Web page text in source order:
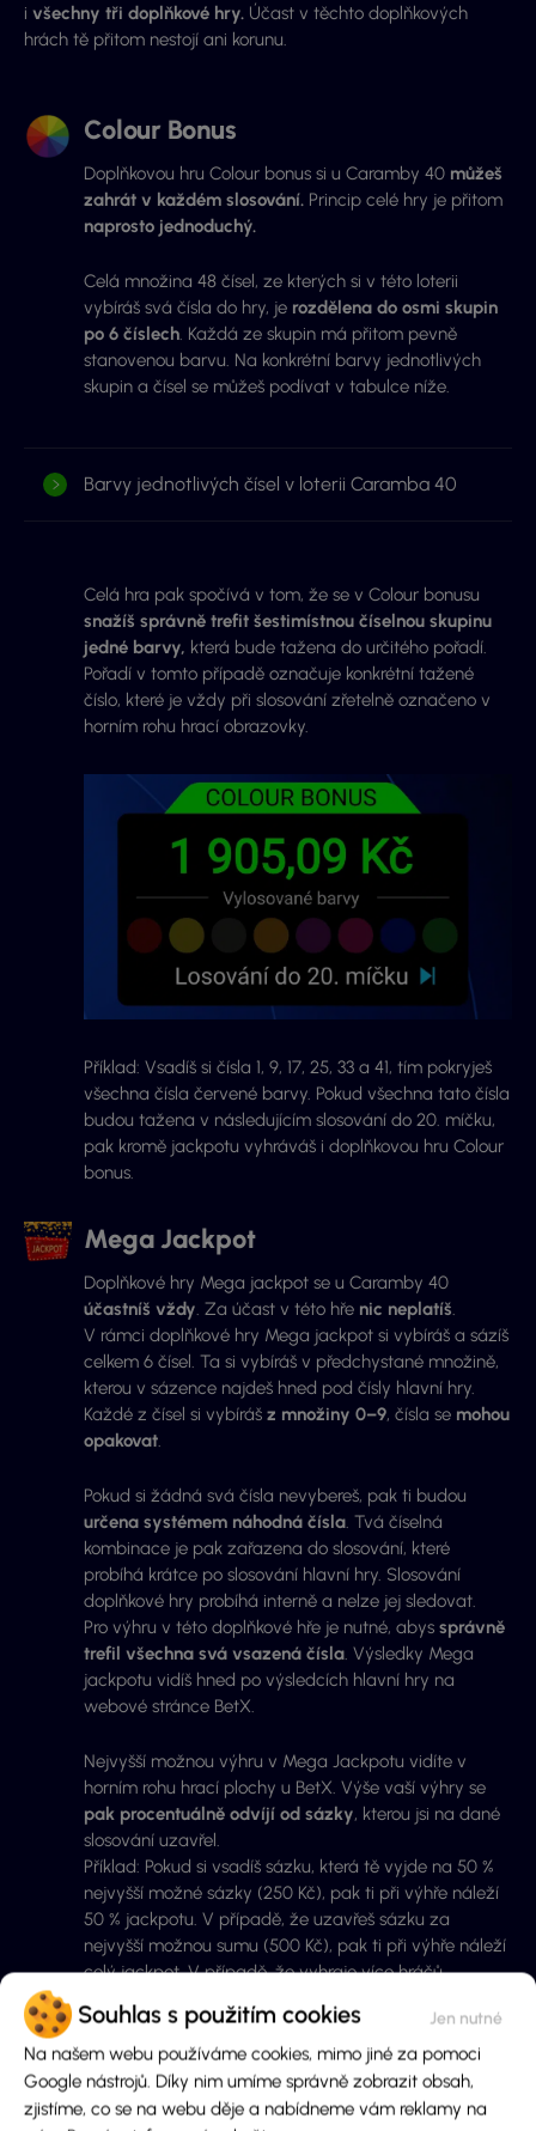
Souhlas s použitím cookies
Na našem webu používáme cookies, mimo jiné za pomoci
Google nástrojů. Díky nim umíme správně zobrazit obsah,
zjistíme, co se na webu děje a nabídneme vám reklamy na
i všechny tři doplňkové hry. Účast v těchto doplňkových
hrách tě přitom nestojí ani korunu.
Colour Bonus
Doplňkovou hru Colour bonus si u Caramby 40 můžeš
zahrát v každém slosování. Princip celé hry je přitom
naprosto jednoduchý.
Celá množina 48 čísel, ze kterých si v této loterii
vybíráš svá čísla do hry, je rozdělena do osmi skupin
po 6 číslech. Každá ze skupin má přitom pevně
stanovenou barvu. Na konkrétní barvy jednotlivých
skupin a čísel se můžeš podívat v tabulce níže.
Barvy jednotlivých čísel v loterii Caramba 40
Celá hra pak spočívá v tom, že se v Colour bonusu
snažíš správně trefit šestimístnou číselnou skupinu
jedné barvy, která bude tažena do určitého pořadí.
Pořadí v tomto případě označuje konkrétní tažené
číslo, které je vždy při slosování zřetelně označeno v
horním rohu hrací obrazovky.
Příklad: Vsadíš si čísla 1, 9, 17, 25, 33 a 41, tím pokryješ
všechna čísla červené barvy. Pokud všechna tato čísla
budou tažena v následujícím slosování do 20. míčku,
pak kromě jackpotu vyhráváš i doplňkovou hru Colour
bonus.
Mega Jackpot
Doplňkové hry Mega jackpot se u Caramby 40
účastníš vždy. Za účast v této hře nic neplatíš.
V rámci doplňkové hry Mega jackpot si vybíráš a sázíš
celkem 6 čísel. Ta si vybíráš v předchystané množině,
kterou v sázence najdeš hned pod čísly hlavní hry.
Každé z čísel si vybíráš z množiny 0–9, čísla se mohou
opakovat.
Pokud si žádná svá čísla nevybereš, pak ti budou
určena systémem náhodná čísla. Tvá číselná
kombinace je pak zařazena do slosování, které
probíhá krátce po slosování hlavní hry. Slosování
doplňkové hry probíhá interně a nelze jej sledovat.
Pro výhru v této doplňkové hře je nutné, abys správně
trefil všechna svá vsazená čísla. Výsledky Mega
jackpotu vidíš hned po výsledcích hlavní hry na
webové stránce BetX.
Nejvyšší možnou výhru v Mega Jackpotu vidíte v
horním rohu hrací plochy u BetX. Výše vaší výhry se
pak procentuálně odvíjí od sázky, kterou jsi na dané
slosování uzavřel.
Příklad: Pokud si vsadíš sázku, která tě vyjde na 50 %
nejvyšší možné sázky (250 Kč), pak ti při výhře náleží
50 % jackpotu. V případě, že uzavřeš sázku za
nejvyšší možnou sumu (500 Kč), pak ti při výhře náleží
celý jackpot. V případě, že vyhraje více hráčů
Hot Jackpot
Doplňková hra Hot Jackpotse vyhodnocuje ze